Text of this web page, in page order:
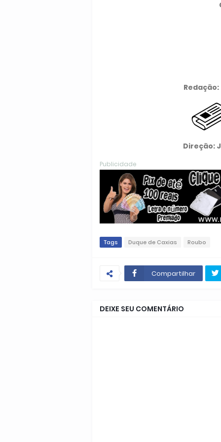
Direção:
Publicidade
Tags Duque de Caxias Roubo
Compartilhar
DEIXE SEU COMENTÁRIO